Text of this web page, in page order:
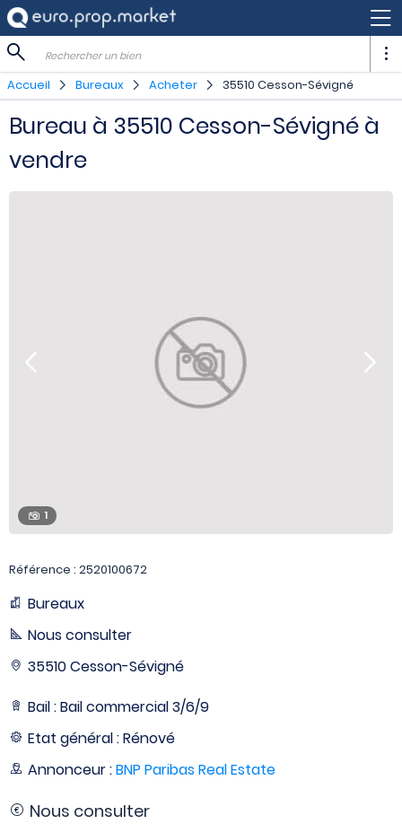
Rechercher un bien
Accueil Bureaux Acheter 35510 Cesson-Sévigné
Bureau à 35510 Cesson-Sévigné à
vendre
1
Référence : 2520100672
Bureaux
Nous consulter
35510 Cesson-Sévigné
Bail : Bail commercial 3/6/9
Etat général : Rénové
Annonceur :BNP Paribas Real Estate
Nous consulter